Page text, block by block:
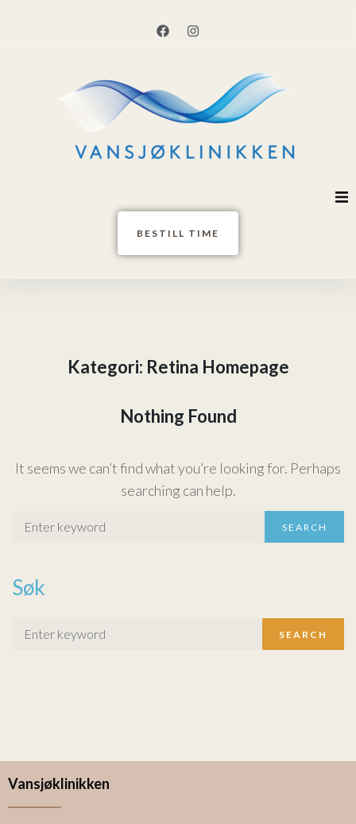
BESTILL TIME
Kategori: Retina Homepage
Nothing Found
It seems we can’t find what you’re looking for. Perhaps
searching can help.
SEARCH
Søk
SEARCH
Vansjøklinikken